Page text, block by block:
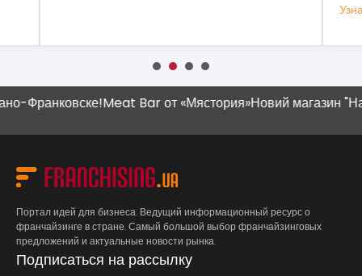
Узнать
Meat Bar от «Мястория»Новий магазин "Наш
Портал идей для бизнеса. Ведущий информационный ресурс о
франчайзинге в стране. Самый большой выбор франчайзинговых
предложений и актуальные новости рынка.
Подписаться на рассылку